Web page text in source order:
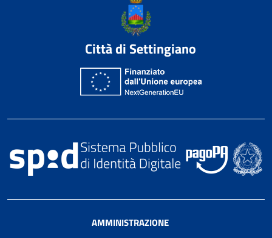
Città di Settingiano
AMMINISTRAZIONE